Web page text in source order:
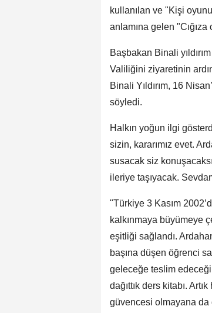
kullanılan ve "Kişi
anlamına gelen
Başbakan Binali
Valiliğini ziyaretinin
Binali Yıldırım, 16
söyledi.
Halkın yoğun ilgi
sizin, kararımız evet.
susacak siz
ileriye taşıyacak.
"Türkiye 3 Kasım
kalkınmaya büyümeye
eşitliği sağlandı.
başına düşen öğrenci
geleceğe teslim
dağıttık ders kitabı.
güvencesi olmayana da